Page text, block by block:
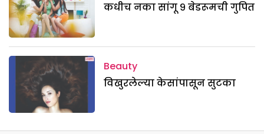
कधीच नका सांगू ९ बेडरूमची गुपित
Beauty
विखुरलेल्या केसांपासून सुटका